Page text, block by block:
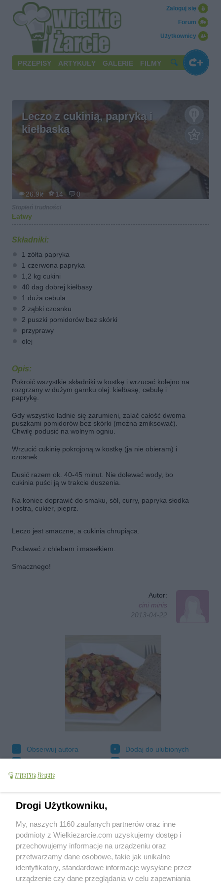
Użytkownicy
Forum
Zaloguj się
PRZEPISY ARTYKUŁY GALERIE FILMY
Leczo z cukinią, papryką i
kiełbaską
26.9k 14 0
Łatwy
Składniki:
1 zółta papryka
1 czerwona papryka
1,2 kg cukini
40 dag dobrej kiełbasy
1 duża cebula
2 ząbki czosnku
2 puszki pomidorów bez skórki
przyprawy
olej
Opis:
Pokroić wszystkie składniki w kostkę i wrzucać kolejno na
rozgrzany w dużym garnku olej: kiełbasę, cebulę i
paprykę.
Gdy wszystko ładnie się zarumieni, zalać całość dwoma
puszkami pomidorów bez skórki (można zmiksować).
Chwilę podusić na wolnym ogniu.
Wrzucić cukinię pokrojoną w kostkę (ja nie obieram) i
czosnek.
Dusić razem ok. 40-45 minut. Nie dolewać wody, bo
cukinia puści ją w trakcie duszenia.
Na koniec doprawić do smaku, sól, curry, papryka słodka
i ostra, cukier, pieprz.
Leczo jest smaczne, a cukinia chrupiąca.
Podawać z chlebem i masełkiem.
Smacznego!
Autor:
cini minis
2013-04-22
Obserwuj autora
Dodaj do ulubionych
Drukuj
Drogi Użytkowniku,
My, naszych 1160 zaufanych partnerów oraz inne
podmioty z Wielkiezarcie.com uzyskujemy dostęp i
przechowujemy informacje na urządzeniu oraz
przetwarzamy dane osobowe, takie jak unikalne
identyfikatory, standardowe informacje wysyłane przez
urządzenie czy dane przeglądania w celu zapewniania